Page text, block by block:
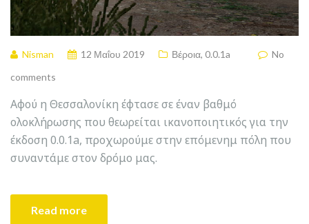
Nisman 12 Μαΐου 2019 Βέροια, 0.0.1a
No
comments
Αφού η Θεσσαλονίκη έφτασε σε έναν βαθμό
ολοκλήρωσης που θεωρείται ικανοποιητικός για την
έκδοση 0.0.1a, προχωρούμε στην επόμενημ πόλη που
συναντάμε στον δρόμο μας.
Read more